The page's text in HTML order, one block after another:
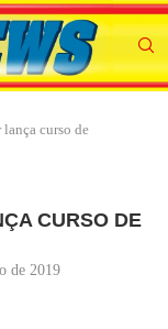
curso de
CURSO DE
de 2019